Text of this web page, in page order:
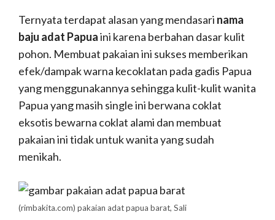
Ternyata terdapat alasan yang mendasari nama
baju adat Papuaini karena berbahan dasar kulit
pohon. Membuat pakaian ini sukses memberikan
efek/dampak warna kecoklatan pada gadis Papua
yang menggunakannya sehingga kulit-kulit wanita
Papua yang masih single ini berwana coklat
eksotis bewarna coklat alami dan membuat
pakaian ini tidak untuk wanita yang sudah
menikah.
(rimbakita.com) pakaian adat papua barat, Sali